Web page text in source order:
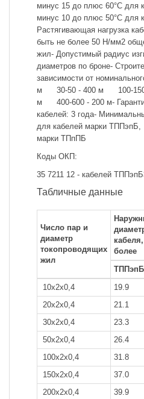
минус 15 до плюс 60°С
минус 10 до плюс 50°С для
Растягивающая нагрузка
быть не более 50 Н/мм2
жил- Допустимый радиус
диаметров по броне-
зависимости от
м 30-50 - 400 м 100-
м 400-600 - 200 м-
кабелей: 3 года-
для кабелей марки
марки ТПпПБ
Коды ОКП:
35 7211 12 - кабелей
Табличные данные
Число пар и
диаметр
токопроводящих
жил
более
ТППэпБ
10x2x0,4
19.9
20x2x0,4
21.1
30x2x0,4
23.3
50x2x0,4
26.4
100x2x0,4
31.8
150x2x0,4
37.0
200x2x0,4
39.9